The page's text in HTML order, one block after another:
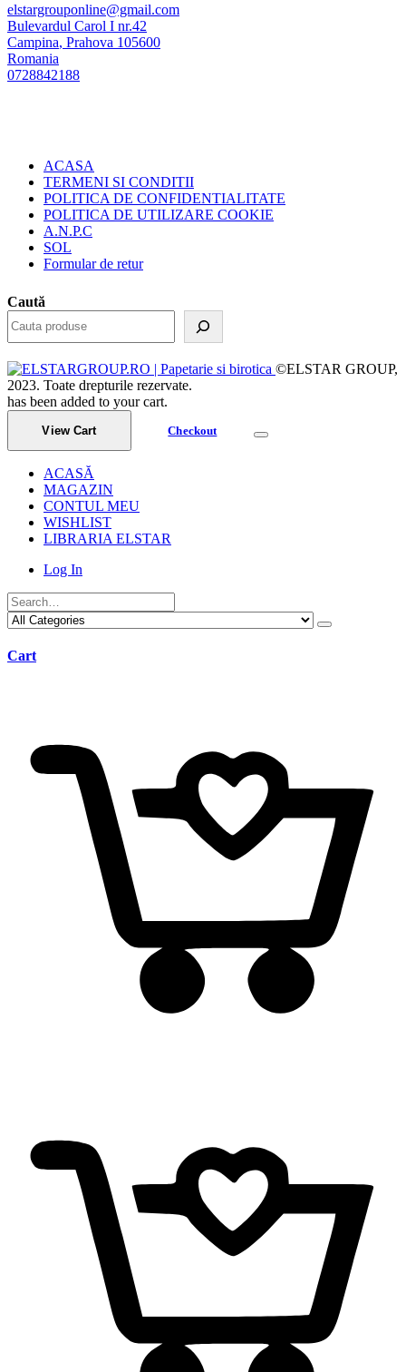
elstargrouponline@gmail.com
Bulevardul Carol I nr.42
Campina, Prahova 105600
Romania
0728842188
ACASA
TERMENI SI CONDITII
POLITICA DE CONFIDENTIALITATE
POLITICA DE UTILIZARE COOKIE
A.N.P.C
SOL
Formular de retur
Caută
©ELSTAR GROUP,
2023. Toate drepturile rezervate.
has been added to your cart.
View Cart Checkout
ACASĂ
MAGAZIN
CONTUL MEU
WISHLIST
LIBRARIA ELSTAR
Log In
Cart